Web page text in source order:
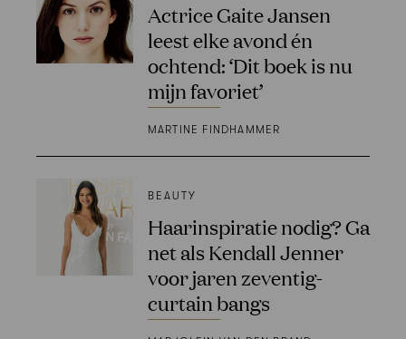
Actrice Gaite Jansen
leest elke avond én
ochtend: ‘Dit boek is nu
mijn favoriet’
MARTINE FINDHAMMER
BEAUTY
Haarinspiratie nodig? Ga
net als Kendall Jenner
voor jaren zeventig-
curtain bangs